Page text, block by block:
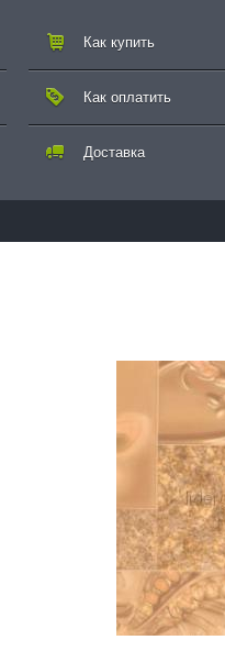
Как купить
Как оплатить
Доставка